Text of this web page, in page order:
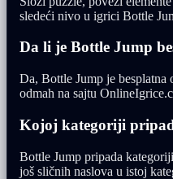
sledeći nivo u igrici Bottle
Da li je Bottle Jump
Da, Bottle Jump je
odmah na sajtu
Kojoj kategoriji
Bottle Jump pripada
još sličnih naslova u istoj